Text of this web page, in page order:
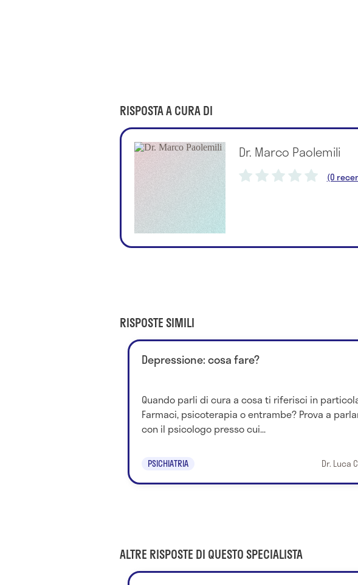
RISPOSTA A CURA DI
Dr. Marco Paolemili
(0
RISPOSTE SIMILI
Depressione: cosa fare?
Quando parli di cura a cosa ti riferisci in
Farmaci, psicoterapia o entrambe? Prova a
con il psicologo presso cui...
PSICHIATRIA Dr. Luca
ALTRE RISPOSTE DI QUESTO SPECIALISTA